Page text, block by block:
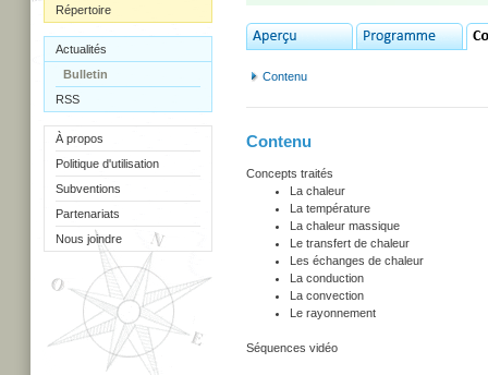
Répertoire
Actualités
Bulletin
RSS
À propos
Politique d'utilisation
Subventions
Partenariats
Nous joindre
Contenu
Contenu
Concepts traités
La chaleur
La température
La chaleur massique
Le transfert de chaleur
Les échanges de chaleur
La conduction
La convection
Le rayonnement
Séquences vidéo